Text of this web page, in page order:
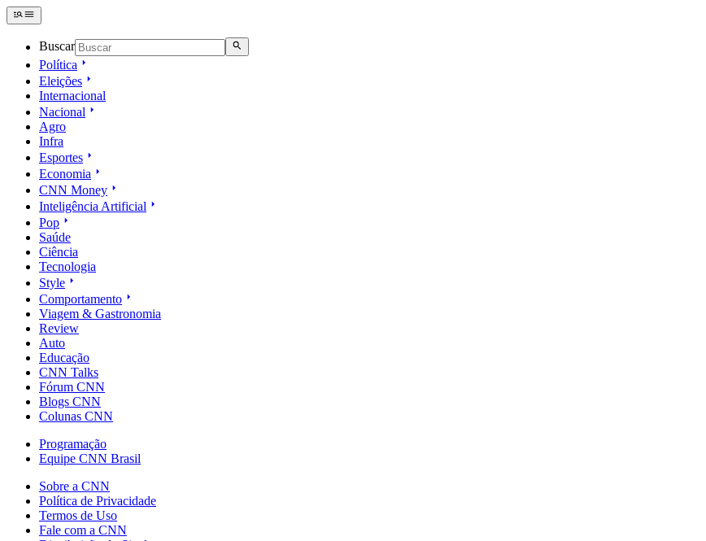
Buscar
Política
Eleições
Internacional
Nacional
Agro
Infra
Esportes
Economia
CNN Money
Inteligência Artificial
Pop
Saúde
Ciência
Tecnologia
Style
Comportamento
Viagem & Gastronomia
Review
Auto
Educação
CNN Talks
Fórum CNN
Blogs CNN
Colunas CNN
Programação
Equipe CNN Brasil
Sobre a CNN
Política de Privacidade
Termos de Uso
Fale com a CNN